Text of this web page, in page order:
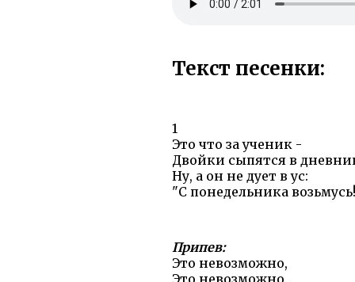
Текст песенки:
1
Это что за ученик -
Двойки сыпятся в
Ну, а он не дует в ус:
"С понедельника
Припев:
Это невозможно,